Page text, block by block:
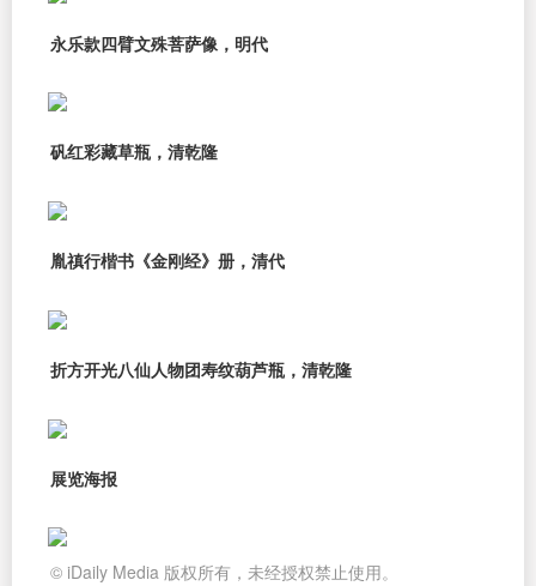
永乐款四臂文殊菩萨像，明代
矾红彩藏草瓶，清乾隆
胤禛行楷书《金刚经》册，清代
折方开光八仙人物团寿纹葫芦瓶，清乾隆
展览海报
© iDaily Media 版权所有，未经授权禁止使用。